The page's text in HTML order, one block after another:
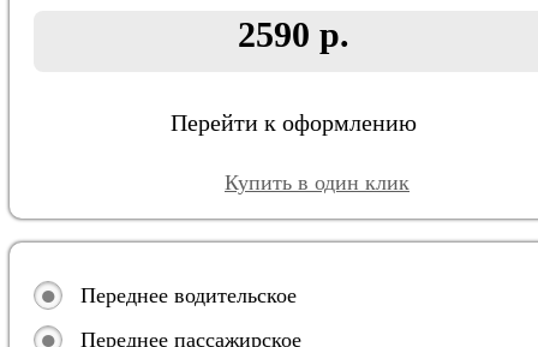
2590 р.
Перейти к оформлению
Купить в один клик
Переднее водительское
Переднее пассажирское